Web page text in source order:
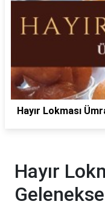
Hayır Lokması
Hayır